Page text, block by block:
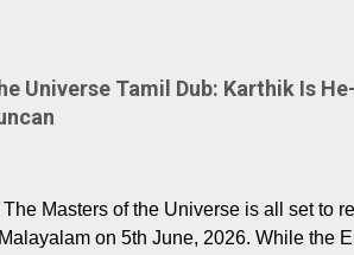
Universe Tamil Dub: Karthik Is
Masters of the Universe is all set to
on 5th June, 2026. While the